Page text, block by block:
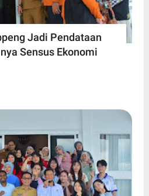
Jadi Pendataan
Sensus Ekonomi